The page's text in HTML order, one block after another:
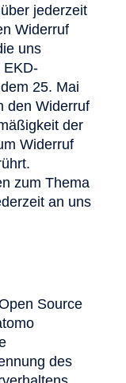
jederzeit
Widerruf
uns
EKD-
25. Mai
den Widerruf
der
Widerruf
zum Thema
an uns
Source
des